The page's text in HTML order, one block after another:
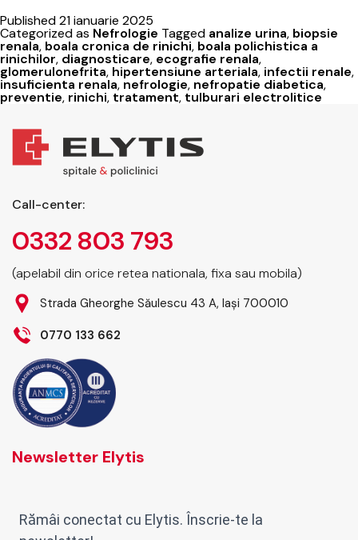
Excelență
în
Nefrologie
Published21 ianuarie 2025
Categorized as Nefrologie Tagged analize urina, biopsie
renala, boala cronica de rinichi, boala polichistica a
rinichilor, diagnosticare, ecografie renala,
glomerulonefrita, hipertensiune arteriala, infectii renale,
insuficienta renala, nefrologie, nefropatie diabetica,
preventie, rinichi, tratament, tulburari electrolitice
Call-center:
0332 803 793
(apelabil din orice retea nationala, fixa sau mobila)
Strada Gheorghe Săulescu 43 A, Iași 700010
0770 133 662
Newsletter Elytis
Rămâi conectat cu Elytis. Înscrie-te la